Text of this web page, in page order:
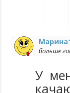
больше
У